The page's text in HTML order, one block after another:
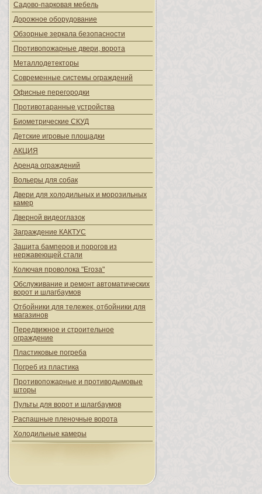
Садово-парковая мебель
Дорожное оборудование
Обзорные зеркала безопасности
Противопожарные двери, ворота
Металлодетекторы
Современные системы ограждений
Офисные перегородки
Противотаранные устройства
Биометрические СКУД
Детские игровые площадки
АКЦИЯ
Аренда ограждений
Вольеры для собак
Двери для холодильных и морозильных
камер
Дверной видеоглазок
Заграждение КАКТУС
Защита бамперов и порогов из
нержавеющей стали
Колючая проволока "Егоза"
Обслуживание и ремонт автоматических
ворот и шлагбаумов
Отбойники для тележек, отбойники для
магазинов
Передвижное и строительное
ограждение
Пластиковые погреба
Погреб из пластика
Противопожарные и противодымовые
шторы
Пульты для ворот и шлагбаумов
Распашные пленочные ворота
Холодильные камеры